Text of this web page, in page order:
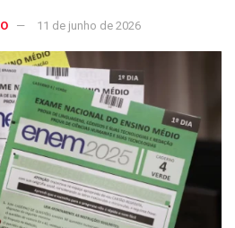
11 de junho de 2026